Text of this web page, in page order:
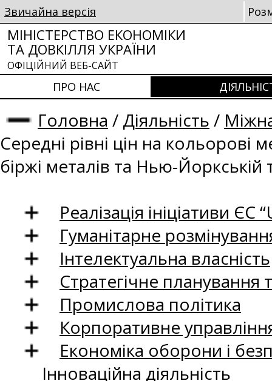
Звичайна версія
МІНІСТЕРСТВО ЕКОНОМІКИ
ТА ДОВКІЛЛЯ УКРАЇНИ
ОФІЦІЙНИЙ ВЕБ-САЙТ
ПРО НАС
Головна / Діяльність /
Середні рівні цін на кольорові
біржі металів та Нью-Йоркській
Реалізація ініціативи ЄС
Гуманітарне
Інтелектуальна власність
Стратегічне
Промислова політика
Корпоративне
Економіка оборони і
Інноваційна діяльність